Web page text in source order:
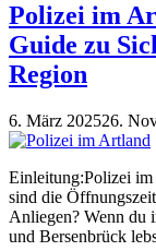
Polizei im
Guide zu
Region
6. März 202526.
Einleitung:Polizei im
sind die
Anliegen? Wenn du
und Bersenbrück